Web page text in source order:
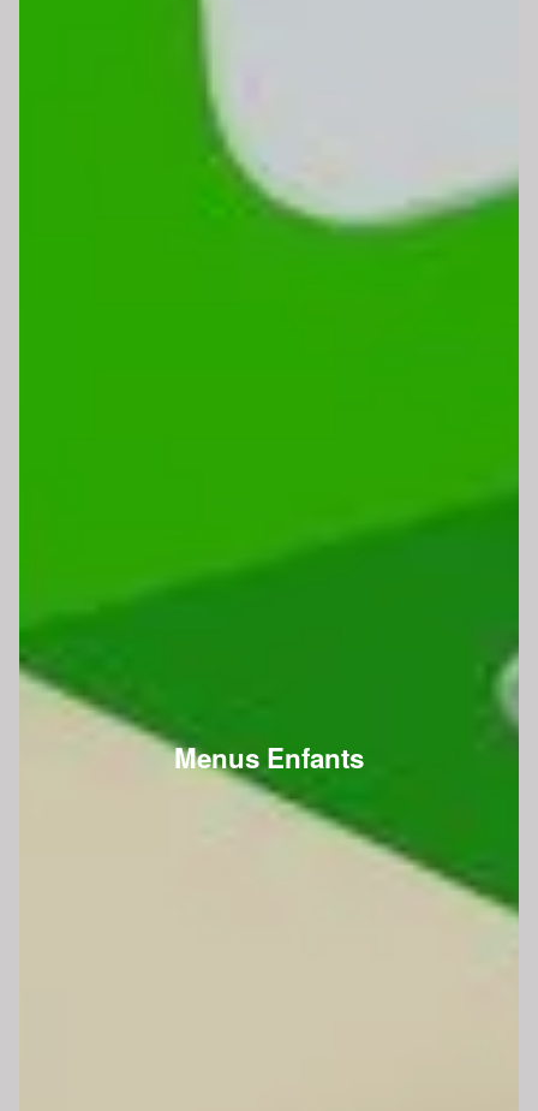
Menus Enfants